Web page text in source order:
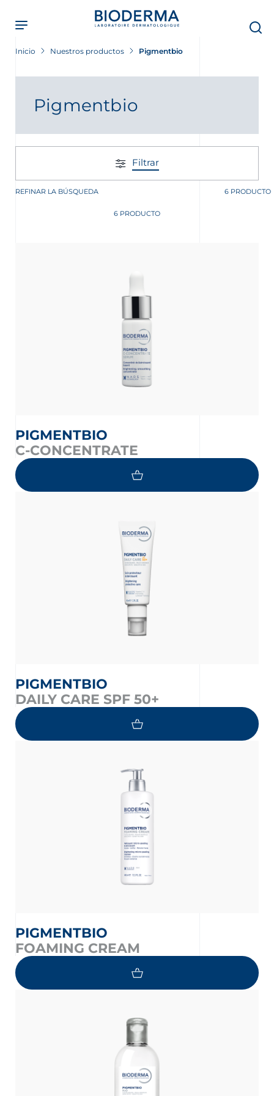
main
content
Inicio Nuestros productos Pigmentbio
Pigmentbio
Filtrar
REFINAR LA BÚSQUEDA 6 PRODUCTO
6 PRODUCTO
PIGMENTBIO
C-CONCENTRATE
PIGMENTBIO
DAILY CARE SPF 50+
PIGMENTBIO
FOAMING CREAM